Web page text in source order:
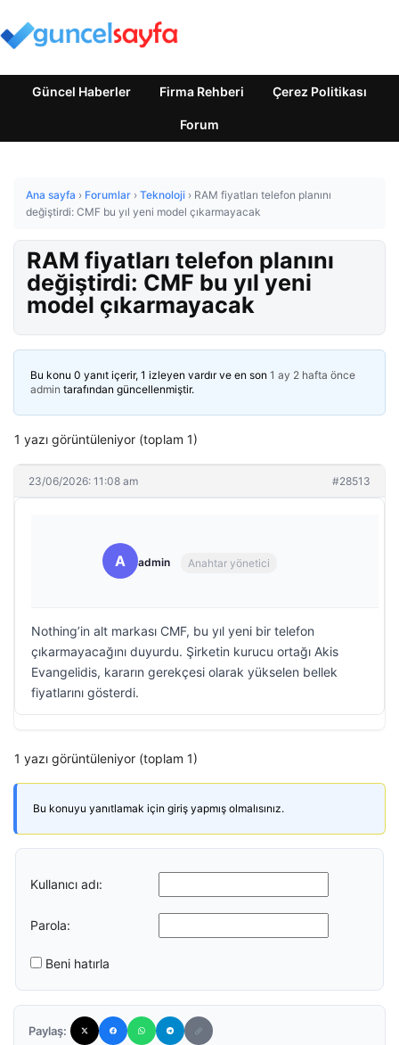
Güncel Haberler Firma Rehberi Çerez Politikası
Forum
Ana sayfa › Forumlar › Teknoloji › RAM fiyatları telefon planını
değiştirdi: CMF bu yıl yeni model çıkarmayacak
RAM fiyatları telefon planını
değiştirdi: CMF bu yıl yeni
model çıkarmayacak
Bu konu 0 yanıt içerir, 1 izleyen vardır ve en son 1 ay 2 hafta önce
admin tarafından güncellenmiştir.
1 yazı görüntüleniyor (toplam 1)
23/06/2026: 11:08 am #28513
A admin Anahtar yönetici
Nothing’in alt markası CMF, bu yıl yeni bir telefon
çıkarmayacağını duyurdu. Şirketin kurucu ortağı Akis
Evangelidis, kararın gerekçesi olarak yükselen bellek
fiyatlarını gösterdi.
1 yazı görüntüleniyor (toplam 1)
Bu konuyu yanıtlamak için giriş yapmış olmalısınız.
Kullanıcı adı:
Parola:
Beni hatırla
Paylaş: